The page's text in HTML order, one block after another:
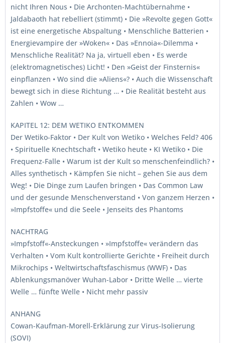
nicht Ihren Nous • Die Archonten-Machtübernahme •
Jaldabaoth hat rebelliert (stimmt) • Die »Revolte gegen Gott«
ist eine energetische Abspaltung • Menschliche Batterien •
Energievampire der »Woken« • Das »Ennoia«-Dilemma •
Menschliche Realität? Na ja, virtuell eben • Es werde
(elektromagnetisches) Licht! • Den »Geist der Finsternis«
einpflanzen • Wo sind die »Aliens«? • Auch die Wissenschaft
bewegt sich in diese Richtung … • Die Realität besteht aus
Zahlen • Wow …
KAPITEL 12: DEM WETIKO ENTKOMMEN
Der Wetiko-Faktor • Der Kult von Wetiko • Welches Feld? 406
• Spirituelle Knechtschaft • Wetiko heute • KI Wetiko • Die
Frequenz-Falle • Warum ist der Kult so menschenfeindlich? •
Alles synthetisch • Kämpfen Sie nicht – gehen Sie aus dem
Weg! • Die Dinge zum Laufen bringen • Das Common Law
und der gesunde Menschenverstand • Von ganzem Herzen •
»Impfstoffe« und die Seele • Jenseits des Phantoms
NACHTRAG
»Impfstoff«-Ansteckungen • »Impfstoffe« verändern das
Verhalten • Vom Kult kontrollierte Gerichte • Freiheit durch
Mikrochips • Weltwirtschaftsfaschismus (WWF) • Das
Ablenkungsmanöver Wuhan-Labor • Dritte Welle … vierte
Welle … fünfte Welle • Nicht mehr passiv
ANHANG
Cowan-Kaufman-Morell-Erklärung zur Virus-Isolierung
(SOVI)